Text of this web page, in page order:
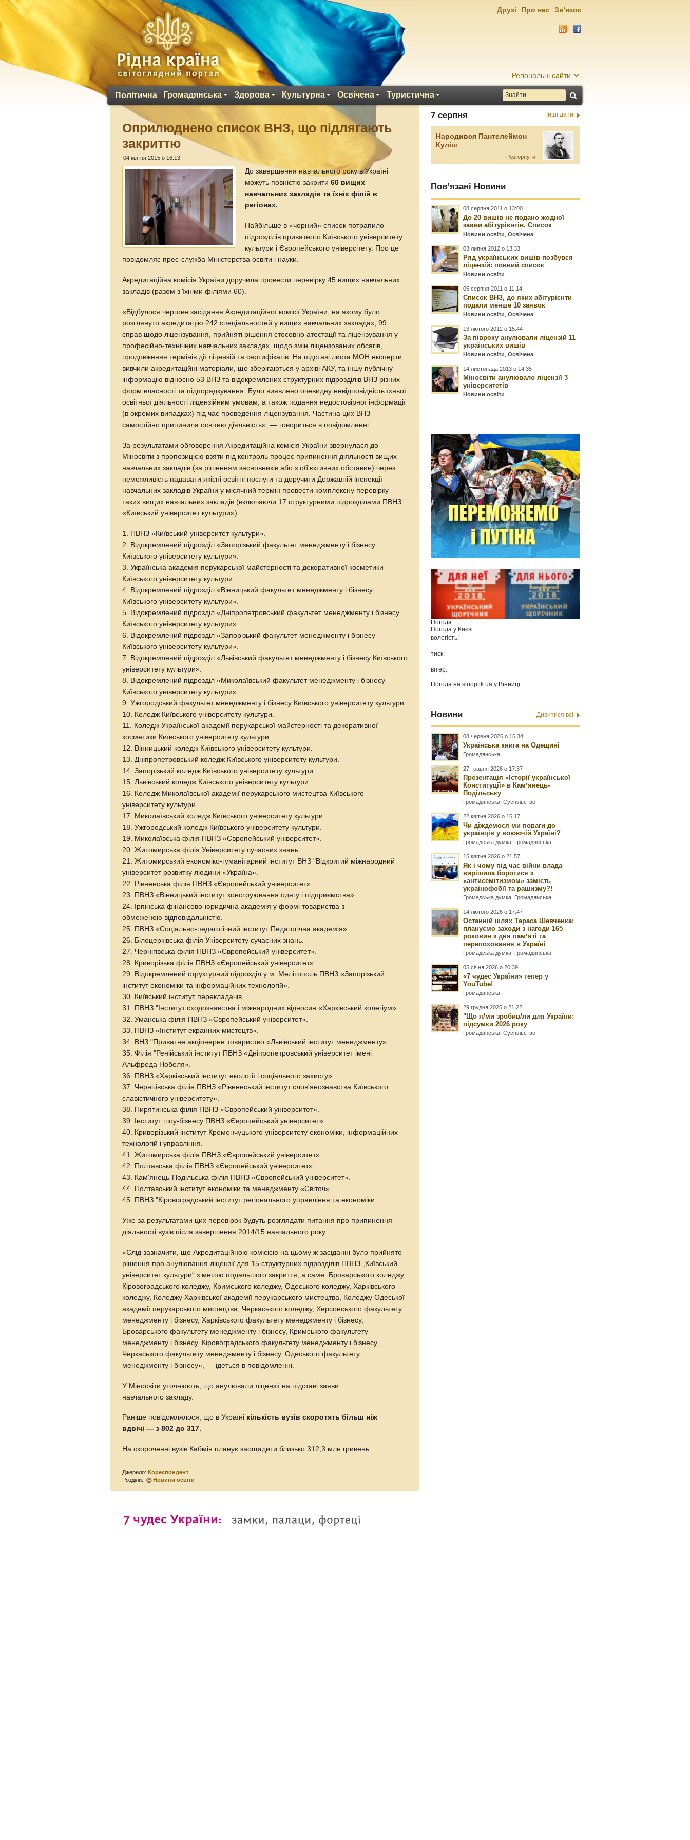
Регіональні сайти
Політична Громадянська Здорова Культурна Освічена Туристична
Друзі Про нас Зв'язок
Оприлюднено список ВНЗ, що підлягають
закриттю
04 квітня 2015 о 16:13
До завершення навчального року в Україні
можуть повністю закрити60 вищих
навчальних закладів та їхніх філій в
регіонах.
Найбільше в «чорний» список потрапило
підрозділів приватного Київського університету
культури і Європейського універсітету. Про це
повідомляє прес-служба Міністерства освіти і науки.
Акредитаційна комісія України доручила провести перевірку 45 вищих навчальних
закладів (разом з їхніми філіями 60).
«Відбулося чергове засідання Акредитаційної комісії України, на якому було
розглянуто акредитацію 242 спеціальностей у вищих навчальних закладах, 99
справ щодо ліцензування, прийняті рішення стосовно атестації та ліцензування у
професійно-технічних навчальних закладах, щодо змін ліцензованих обсягів,
продовження термінів дії ліцензій та сертифікатів. На підставі листа МОН експерти
вивчили акредитаційні матеріали, що зберігаються у архіві АКУ, та іншу публічну
інформацію відносно 53 ВНЗ та відокремлених структурних підрозділів ВНЗ різних
форм власності та підпорядкування. Було виявлено очевидну невідповідність їхньої
освітньої діяльності ліцензійним умовам, а також подання недостовірної інформації
(в окремих випадках) під час проведення ліцензування. Частина цих ВНЗ
самостійно припинила освітню діяльність», — говориться в повідомленні.
За результатами обговорення Акредитаційна комісія України звернулася до
Міносвіти з пропозицією взяти під контроль процес припинення діяльності вищих
навчальних закладів (за рішенням засновників або з об'єктивних обставин) через
неможливість надавати якісні освітні послуги та доручити Державній інспекції
навчальних закладів України у місячний термін провести комплексну перевірку
таких вищих навчальних закладів (включаючи 17 структурними підрозділами ПВНЗ
«Київський університет культури»):
1. ПВНЗ «Київський університет культури».
2. Відокремлений підрозділ «Запорізький факультет менеджменту і бізнесу
Київського університету культури».
3. Українська академія перукарської майстерності та декоративної косметики
Київського університету культури.
4. Відокремлений підрозділ «Вінницький факультет менеджменту і бізнесу
Київського університету культури».
5. Відокремлений підрозділ «Дніпропетровський факультет менеджменту і бізнесу
Київського університету культури».
6. Відокремлений підрозділ «Запорізький факультет менеджменту і бізнесу
Київського університету культури».
7. Відокремлений підрозділ «Львівський факультет менеджменту і бізнесу Київського
університету культури».
8. Відокремлений підрозділ «Миколаївський факультет менеджменту і бізнесу
Київського університету культури».
9. Ужгородський факультет менеджменту і бізнесу Київського університету культури.
10. Коледж Київського університету культури.
11. Коледж Української академії перукарської майстерності та декоративної
косметики Київського університету культури.
12. Вінницький коледж Київського університету культури.
13. Дніпропетровський коледж Київського університету культури.
14. Запорізький коледж Київського університету культури.
15. Львівський коледж Київського університету культури.
16. Коледж Миколаївської академії перукарського мистецтва Київського
університету культури.
17. Миколаївський коледж Київського університету культури.
18. Ужгородський коледж Київського університету культури.
19. Миколаївська філія ПВНЗ «Європейський університет».
20. Житомирська філія Університету сучасних знань.
21. Житомирський економіко-гуманітарний інститут ВНЗ "Відкритий міжнародний
університет розвитку людини «Україна».
22. Рівненська філія ПВНЗ «Європейський університет».
23. ПВНЗ «Вінницький інститут конструювання одягу і підприємства».
24. Ірпінська фінансово-юридична академія у формі товариства з
обмеженою відповідальністю.
25. ПВНЗ «Соціально-педагогічний інститут Педагогічна академія».
26. Білоцерківська філія Університету сучасних знань.
27. Чернігівська філія ПВНЗ «Європейський університет».
28. Криворізька філія ПВНЗ «Європейський університет».
29. Відокремлений структурний підрозділ у м. Мелітополь ПВНЗ «Запорізький
інститут економіки та інформаційних технологій».
30. Київський інститут перекладачів.
31. ПВНЗ "Інститут сходознавства і міжнародних відносин «Харківський колегіум».
32. Уманська філія ПВНЗ «Європейський університет».
33. ПВНЗ «Інститут екранних мистецтв».
34. ВНЗ "Приватне акціонерне товариство «Львівський інститут менеджменту».
35. Філія "Ренійський інститут ПВНЗ «Дніпропетровський університет імені
Альфреда Нобеля».
36. ПВНЗ «Харківський інститут екології і соціального захисту».
37. Чернігівська філія ПВНЗ «Рівненський інститут слов'янознавства Київського
славістичного університету».
38. Пирятинська філія ПВНЗ «Європейський університет».
39. Інститут шоу-бізнесу ПВНЗ «Європейський університет».
40. Криворізький інститут Кременчуцького університету економіки, інформаційних
технологій і управління.
41. Житомирська філія ПВНЗ «Європейський університет».
42. Полтавська філія ПВНЗ «Європейський університет».
43. Кам'янець-Подільська філія ПВНЗ «Європейський університет».
44. Полтавський інститут економіки та менеджменту «Світоч».
45. ПВНЗ "Кіровоградський інститут регіонального управління та економіки.
Уже за результатами цих перевірок будуть розглядати питання про припинення
діяльності вузів після завершення 2014/15 навчального року.
«Слід зазначити, що Акредитаційною комісією на цьому ж засіданні було прийнято
рішення про анулювання ліцензії для 15 структурних підрозділів ПВНЗ „Київський
університет культури“ з метою подальшого закриття, а саме: Броварського коледжу,
Кіровоградського коледжу, Кримського коледжу, Одеського коледжу, Харківського
коледжу, Коледжу Харківської академії перукарського мистецтва, Коледжу Одеської
академії перукарського мистецтва, Черкаського коледжу, Херсонського факультету
менеджменту і бізнесу, Харківського факультету менеджменту і бізнесу,
Броварського факультету менеджменту і бізнесу, Кримського факультету
менеджменту і бізнесу, Кіровоградського факультету менеджменту і бізнесу,
Черкаського факультету менеджменту і бізнесу, Одеського факультету
менеджменту і бізнесу», — ідеться в повідомленні.
У Міносвіти уточнюють, що анулювали ліцензії на підставі заяви
навчального закладу.
Раніше повідомлялося, що в Україні кількість вузів скоротять більш ніж
вдвічі — з 802 до 317.
На скороченні вузів Кабмін планує заощадити близько 312,3 млн гривень.
Джерело: Кореспондент
Розділи:
Новини освіти
7 серпня Інші дати
Народився Пантелеймон
Куліш
Розгорнути
Пов’язані Новини
08 серпня 2011 о 13:00
До 20 вишів не подано жодної
заяви абітурієнтів. Список
Новини освіти ,Освічена
03 липня 2012 о 13:33
Ряд українських вишів позбувся
ліцензій: повний список
Новини освіти
05 серпня 2011 о 11:14
Список ВНЗ, до яких абітурієнти
подали менше 10 заявок
Новини освіти ,Освічена
13 лютого 2012 о 15:44
За півроку анулювали ліцензій 11
українських вишів
Новини освіти ,Освічена
14 листопада 2013 о 14:35
Міносвіти анулювало ліцензії 3
університетів
Новини освіти
Погода
Погода у Києві
вологість:
тиск:
вітер:
Погода наsinoptik.ua у Вінниці
Новини Дивитися всі
08 червня 2026 о 16:34
Українська книга на Одещині
Громадянська
27 травня 2026 о 17:37
Презентація «Історії української
Конституції» в Камʼянець-
Подільську
Громадянська ,Суспільство
22 квітня 2026 о 16:17
Чи діждемося ми поваги до
українців у воюючій Україні?
Громадська думка Громадянська
15 квітня 2026 о 21:57
Як і чому під час війни влада
вирішила боротися з
«антисемітизмом» замість
українофобії та рашизму?!
Громадська думка Громадянська
14 лютого 2026 о 17:47
Останній шлях Тараса Шевченка:
плануємо заходи з нагоди 165
роковин з дня памʼяті та
перепоховання в Україні
Громадська думка Громадянська
05 січня 2026 о 20:39
«7 чудес України» тепер у
YouTube!
Громадянська
29 грудня 2025 о 21:22
"Що я/ми зробив/ли для України:
підсумки 2026 року
Громадянська ,Суспільство